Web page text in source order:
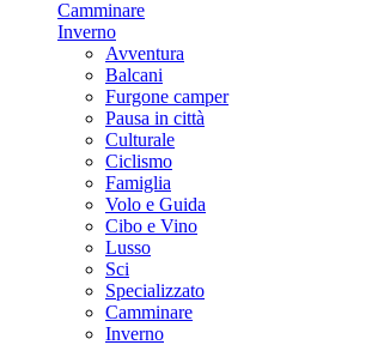
Camminare
Inverno
Avventura
Balcani
Furgone camper
Pausa in città
Culturale
Ciclismo
Famiglia
Volo e Guida
Cibo e Vino
Lusso
Sci
Specializzato
Camminare
Inverno